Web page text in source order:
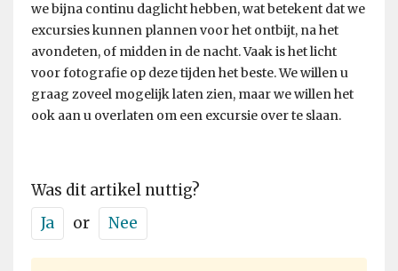
we bijna continu daglicht hebben, wat betekent dat we
excursies kunnen plannen voor het ontbijt, na het
avondeten, of midden in de nacht. Vaak is het licht
voor fotografie op deze tijden het beste. We willen u
graag zoveel mogelijk laten zien, maar we willen het
ook aan u overlaten om een excursie over te slaan.
Was dit artikel nuttig?
Ja
or Nee